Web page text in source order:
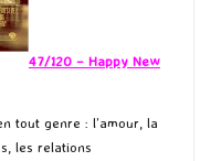
47/120 – Happy New
tout genre : l’amour, la
les relations